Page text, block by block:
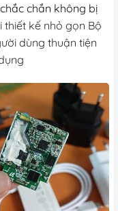
chắn không bị
thiết kế nhỏ gọn Bộ
dùng thuận tiện